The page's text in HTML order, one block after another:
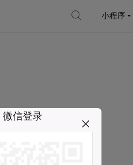
小程序
微信登录